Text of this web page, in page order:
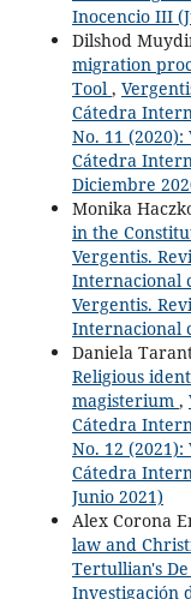
Inocencio III
Dilshod
migration
Tool ,
Cátedra
No. 11
Cátedra
Diciembre
Monika
in the
Vergentis.
Internacional
Vergentis.
Internacional
Daniela
Religious
magisterium ,
Cátedra
No. 12
Cátedra
Junio 2021)
Alex Corona
law and
Tertullian's
Investigación